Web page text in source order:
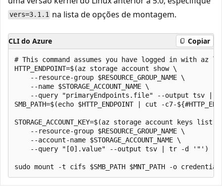
vers=3.1.1 na lista de opções de montagem.
CLI do Azure Copiar
# This command assumes you have logged in with az
HTTP_ENDPOINT=$(az storage account show \
    --resource-group $RESOURCE_GROUP_NAME \
    --name $STORAGE_ACCOUNT_NAME \
--query "primaryEndpoints.file" --output tsv |
SMB_PATH=$(echo $HTTP_ENDPOINT | cut -c7-
STORAGE_ACCOUNT_KEY=$(az storage account keys list \
    --resource-group $RESOURCE_GROUP_NAME \
    --account-name $STORAGE_ACCOUNT_NAME \
    --query "[0].value" --output tsv | tr -d '"')